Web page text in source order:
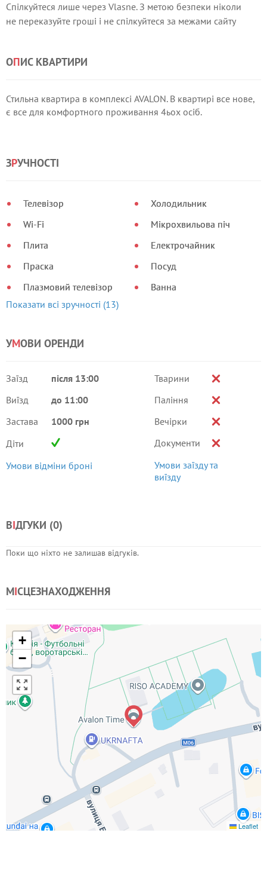
Спілкуйтеся лише через Vlasne. З метою безпеки ніколи
не переказуйте гроші і не спілкуйтеся за межами сайту
ОПИС КВАРТИРИ
Стильна квартира в комплексі AVALON. В квартирі все нове,
є все для комфортного проживання 4ьох осіб.
ЗРУЧНОСТІ
Телевізор
Wi-Fi
Плита
Праска
Плазмовий телевізор
Холодильник
Мікрохвильова піч
Електрочайник
Посуд
Ванна
Показати всі зручності (13)
УМОВИ ОРЕНДИ
Заїзд
після 13:00
Виїзд
до 11:00
Застава
1000 грн
Діти
Умови відміни броні
Тварини
Паління
Вечірки
Документи
Умови заїзду та
виїзду
ВІДГУКИ (0)
Поки що ніхто не залишав відгуків.
МІСЦЕЗНАХОДЖЕННЯ
+
−
Leaflet